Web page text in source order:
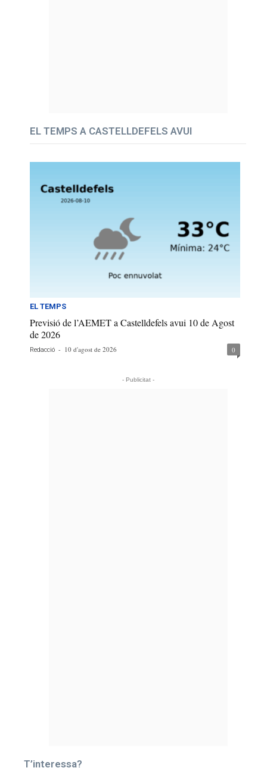
EL TEMPS A CASTELLDEFELS AVUI
EL TEMPS
Previsió de l’AEMET a Castelldefels avui 10 de Agost
de 2026
Redacció - 10 d'agost de 2026 0
- Publicitat -
T’interessa?